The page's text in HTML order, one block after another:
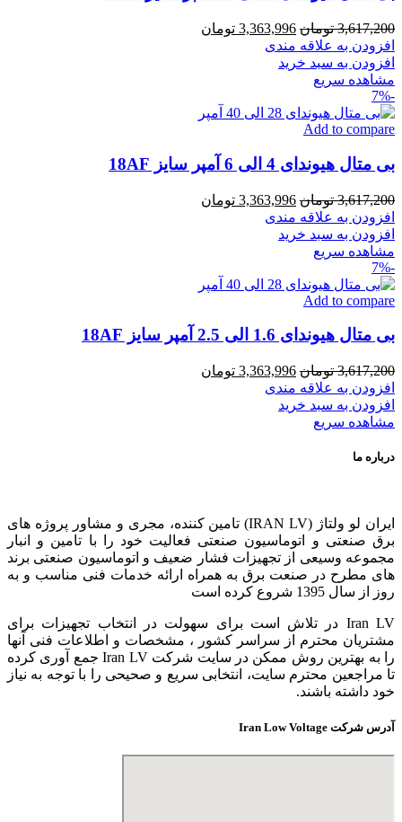
3,617,200 تومان قیمت
اصلی
3,363,996 تومان
افزودن به علاقه مندی
افزودن به سبد خرید
مشاهده سریع
-7%
Add to compare
بی متال هیوندای 4 الی 6 آمپر سایز 18AF
3,617,200 تومان قیمت
اصلی
3,363,996 تومان
افزودن به علاقه مندی
افزودن به سبد خرید
مشاهده سریع
-7%
Add to compare
بی متال هیوندای 1.6 الی 2.5 آمپر سایز 18AF
3,617,200 تومان قیمت
اصلی
3,363,996 تومان
افزودن به علاقه مندی
افزودن به سبد خرید
مشاهده سریع
درباره ما
ایران لو ولتاژ (IRAN LV) تامین کننده، مجری و مشاور پروژه های
برق صنعتی و اتوماسیون صنعتی فعالیت خود را با تامین و انبار
مجموعه وسیعی از تجهیزات فشار ضعیف و اتوماسیون صنعتی برند
های مطرح در صنعت برق به همراه ارائه خدمات فنی مناسب و به
روز از سال 1395 شروع کرده است
Iran LV در تلاش است برای سهولت در انتخاب تجهیزات برای
مشتریان محترم از سراسر کشور ، مشخصات و اطلاعات فنی آنها
را به بهترین روش ممکن در سایت شرکت Iran LV جمع آوری کرده
تا مراجعین محترم سایت، انتخابی سریع و صحیحی را با توجه به نیاز
خود داشته باشند.
آدرس شرکت Iran Low Voltage